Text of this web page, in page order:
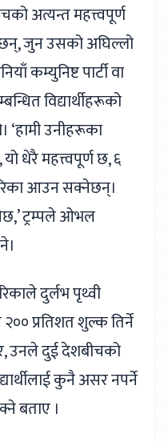
अत्यन्त महत्त्वपूर्ण
जुन उसको अघिल्लो
कम्युनिष्ट पार्टी वा
विद्यार्थीहरूको
‘हामी उनीहरूका
धेरै महत्त्वपूर्ण छ, ६
आउन सक्नेछन्।
ट्रम्पले ओभल
दुर्लभ पृथ्वी
प्रतिशत शुल्क तिर्ने
उनले दुई देशबीचको
कुनै असर नपर्ने
बताए ।